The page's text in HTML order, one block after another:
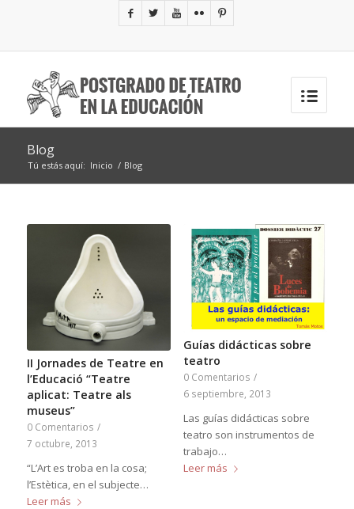
Blog
Tú estás aquí: Inicio / Blog
II Jornades de Teatre en
l’Educació “Teatre
aplicat: Teatre als
museus”
0 Comentarios /
7 octubre, 2013
“L’Art es troba en la cosa;
l’Estètica, en el subjecte…
Leer más
Guías didácticas sobre
teatro
0 Comentarios /
6 septiembre, 2013
Las guías didácticas sobre
teatro son instrumentos de
trabajo…
Leer más